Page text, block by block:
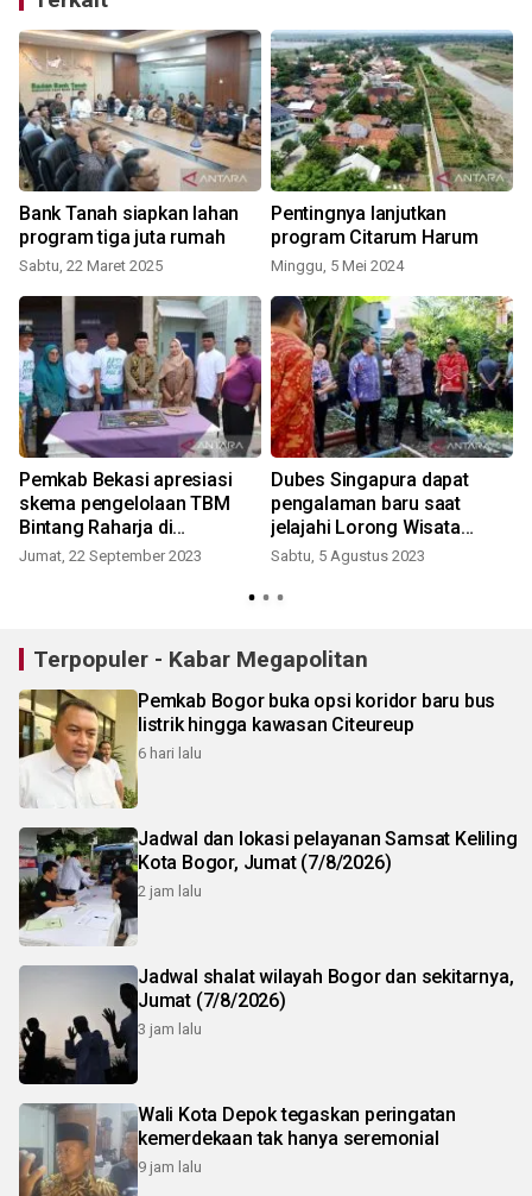
Bank Tanah siapkan lahan
program tiga juta rumah
Sabtu, 22 Maret 2025
Pentingnya lanjutkan
program Citarum Harum
Minggu, 5 Mei 2024
Pemkab Bekasi apresiasi
skema pengelolaan TBM
Bintang Raharja di
Karangharja
Jumat, 22 September 2023
Dubes Singapura dapat
pengalaman baru saat
jelajahi Lorong Wisata
Zurich di Makassar
Sabtu, 5 Agustus 2023
Terpopuler - Kabar Megapolitan
Pemkab Bogor buka opsi koridor baru bus
listrik hingga kawasan Citeureup
6 hari lalu
Jadwal dan lokasi pelayanan Samsat Keliling
Kota Bogor, Jumat (7/8/2026)
2 jam lalu
Jadwal shalat wilayah Bogor dan sekitarnya,
Jumat (7/8/2026)
3 jam lalu
Wali Kota Depok tegaskan peringatan
kemerdekaan tak hanya seremonial
9 jam lalu